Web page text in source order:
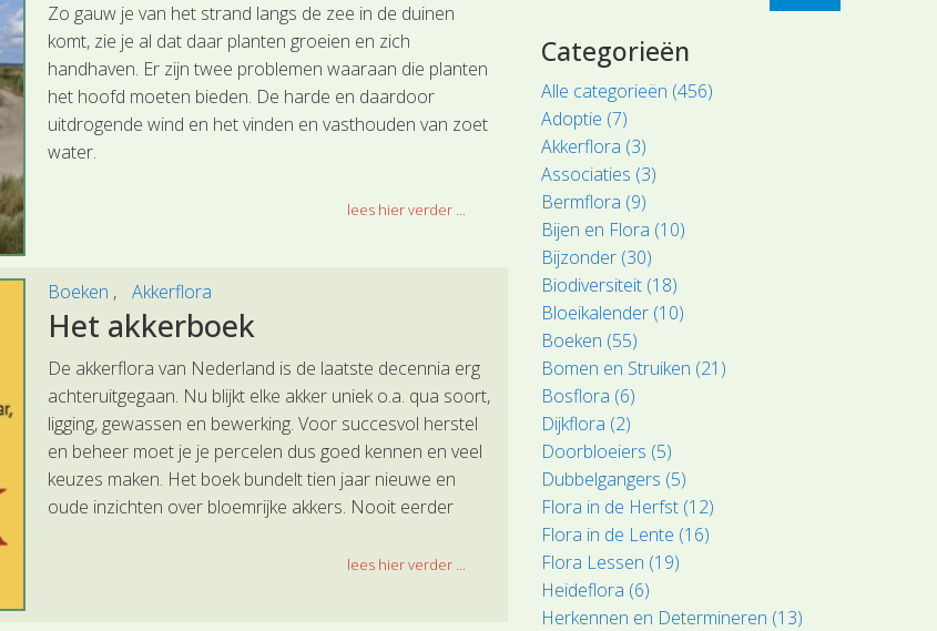
Kijken naar kenmerken
Zoeken op kleur
Zo gauw je van het strand langs de zee in de duinen
komt, zie je al dat daar planten groeien en zich
handhaven. Er zijn twee problemen waaraan die planten
het hoofd moeten bieden. De harde en daardoor
uitdrogende wind en het vinden en vasthouden van zoet
water.
lees hier verder ...
Boeken Akkerflora
Het akkerboek
De akkerflora van Nederland is de laatste decennia erg
achteruitgegaan. Nu blijkt elke akker uniek o.a. qua soort,
ligging, gewassen en bewerking. Voor succesvol herstel
en beheer moet je je percelen dus goed kennen en veel
keuzes maken. Het boek bundelt tien jaar nieuwe en
oude inzichten over bloemrijke akkers. Nooit eerder
lees hier verder ...
Categorieën
Alle categorieën (456)
Adoptie (7)
Akkerflora (3)
Associaties (3)
Bermflora (9)
Bijen en Flora (10)
Bijzonder (30)
Biodiversiteit (18)
Bloeikalender (10)
Boeken (55)
Bomen en Struiken (21)
Bosflora (6)
Dijkflora (2)
Doorbloeiers (5)
Dubbelgangers (5)
Flora in de Herfst (12)
Flora in de Lente (16)
Flora Lessen (19)
Heideflora (6)
Herkennen en Determineren (13)